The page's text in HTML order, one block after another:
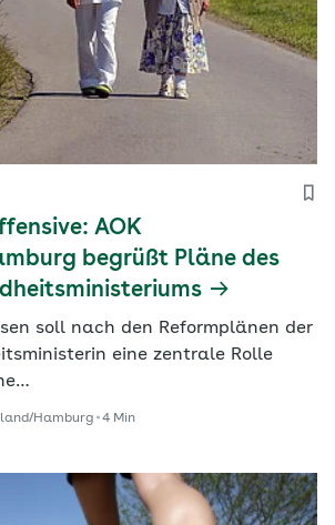
AOK
begrüßt Pläne des
soll nach den Reformplänen der
eine zentrale Rolle
Hamburg 4 Min